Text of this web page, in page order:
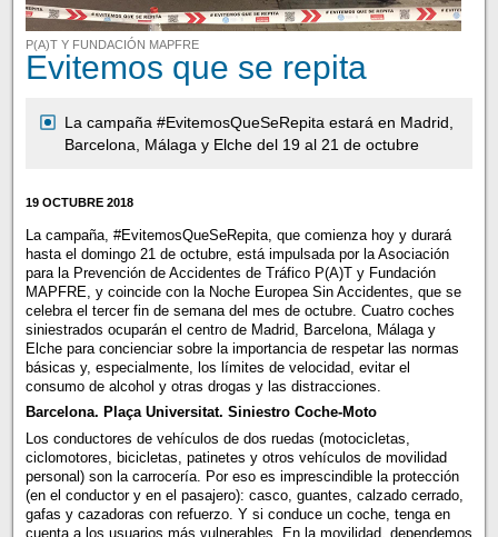
P(A)T Y FUNDACIÓN MAPFRE
Evitemos que se repita
La campaña #EvitemosQueSeRepita estará en Madrid,
Barcelona, Málaga y Elche del 19 al 21 de octubre
19 OCTUBRE 2018
La campaña, #EvitemosQueSeRepita, que comienza hoy y durará
hasta el domingo 21 de octubre, está impulsada por la Asociación
para la Prevención de Accidentes de Tráfico P(A)T y Fundación
MAPFRE, y coincide con la Noche Europea Sin Accidentes, que se
celebra el tercer fin de semana del mes de octubre. Cuatro coches
siniestrados ocuparán el centro de Madrid, Barcelona, Málaga y
Elche para concienciar sobre la importancia de respetar las normas
básicas y, especialmente, los límites de velocidad, evitar el
consumo de alcohol y otras drogas y las distracciones.
Barcelona. Plaça Universitat. Siniestro Coche-Moto
Los conductores de vehículos de dos ruedas (motocicletas,
ciclomotores, bicicletas, patinetes y otros vehículos de movilidad
personal) son la carrocería. Por eso es imprescindible la protección
(en el conductor y en el pasajero): casco, guantes, calzado cerrado,
gafas y cazadoras con refuerzo. Y si conduce un coche, tenga en
cuenta a los usuarios más vulnerables. En la movilidad, dependemos